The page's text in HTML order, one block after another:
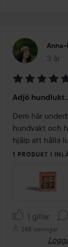
Anna-
3 år
5
av
5
Adjö
Dem här
hundvakt och
hjälp att hålla
1 PRODUKT I
1 gillar
248 visningar